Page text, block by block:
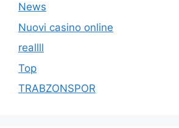
News
Nuovi casino online
reallll
Top
TRABZONSPOR